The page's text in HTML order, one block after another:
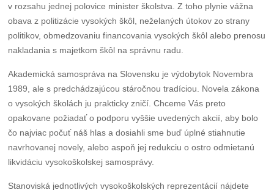
v rozsahu jednej polovice minister školstva. Z toho plynie vážna
obava z politizácie vysokých škôl, neželaných útokov zo strany
politikov, obmedzovaniu financovania vysokých škôl alebo prenosu
nakladania s majetkom škôl na správnu radu.
Akademická samospráva na Slovensku je výdobytok Novembra
1989, ale s predchádzajúcou stáročnou tradíciou. Novela zákona
o vysokých školách ju prakticky zničí. Chceme Vás preto
opakovane požiadať o podporu vyššie uvedených akcií, aby bolo
čo najviac počuť náš hlas a dosiahli sme buď úplné stiahnutie
navrhovanej novely, alebo aspoň jej redukciu o ostro odmietanú
likvidáciu vysokoškolskej samosprávy.
Stanoviská jednotlivých vysokoškolských reprezentácií nájdete